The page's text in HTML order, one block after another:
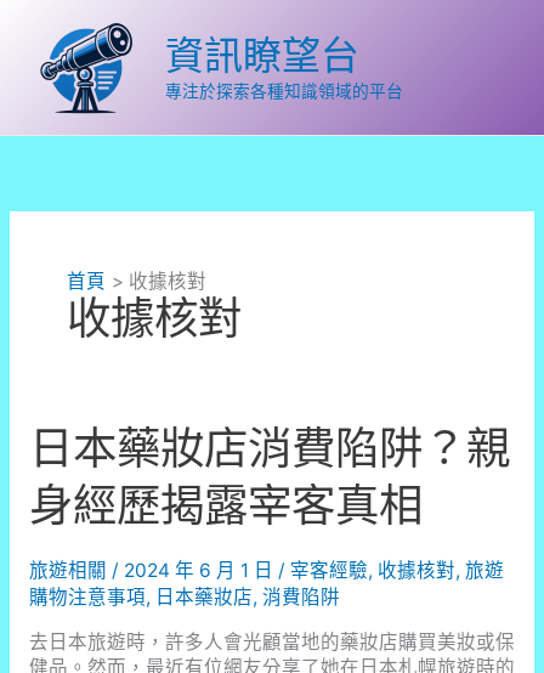
容
資訊瞭望台
專注於探索各種知識領域的平台
首頁 收據核對
收據核對
日本藥妝店消費陷阱？親
身經歷揭露宰客真相
旅遊相關 / 2024 年 6 月 1 日 / 宰客經驗, 收據核對, 旅遊
購物注意事項, 日本藥妝店, 消費陷阱
去日本旅遊時，許多人會光顧當地的藥妝店購買美妝或保
健品。然而，最近有位網友分享了她在日本札幌旅遊時的